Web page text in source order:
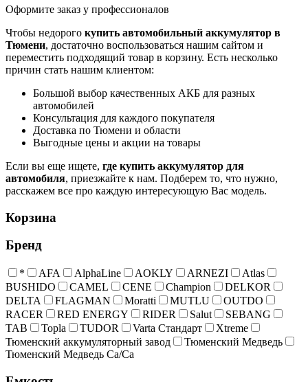
Оформите заказ у профессионалов
Чтобы недорого купить автомобильный аккумулятор в
Тюмени, достаточно воспользоваться нашим сайтом и
переместить подходящий товар в корзину. Есть несколько
причин стать нашим клиентом:
Большой выбор качественных АКБ для разных
автомобилей
Консультация для каждого покупателя
Доставка по Тюмени и области
Выгодные цены и акции на товары
Если вы еще ищете, где купить аккумулятор для
автомобиля, приезжайте к нам. Подберем то, что нужно,
расскажем все про каждую интересующую Вас модель.
Корзина
Бренд
* AFA AlphaLine AOKLY ARNEZI
Atlas
BUSHIDO
CAMEL CENE Champion
DELKOR
DELTA
FLAGMAN Moratti MUTLU
OUTDO
RACER
RED ENERGY RIDER Salut
SEBANG
TAB
Topla TUDOR Varta Стандарт
Xtreme
Тюменский аккумуляторный завод
Тюменский Медведь
Тюменский Медведь Са/Са